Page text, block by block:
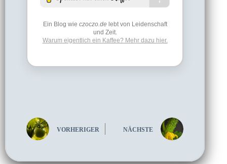
Ein Blog wie czoczo.delebt von Leidenschaft
und Zeit.
Warum eigentlich ein Kaffee? Mehr dazu hier.
VORHERIGER NÄCHSTE